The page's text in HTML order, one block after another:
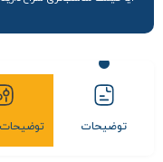
توضیحات